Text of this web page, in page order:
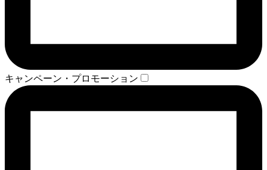
キャンペーン・プロモーション